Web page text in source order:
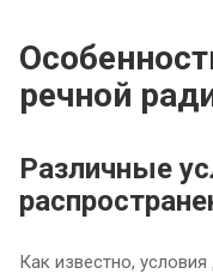
речной
Различные
Как известно,